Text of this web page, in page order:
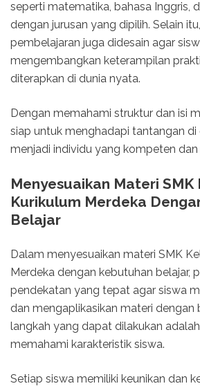
seperti matematika, bahasa Inggris,
dengan jurusan yang dipilih. Selain
pembelajaran juga didesain agar
mengembangkan keterampilan
diterapkan di dunia nyata.
Dengan memahami struktur dan isi
siap untuk menghadapi tantangan di
menjadi individu yang kompeten
Menyesuaikan Materi SMK
Kurikulum Merdeka
Belajar
Dalam menyesuaikan materi SMK
Merdeka dengan kebutuhan belajar,
pendekatan yang tepat agar siswa
dan mengaplikasikan materi dengan
langkah yang dapat dilakukan
memahami karakteristik siswa.
Setiap siswa memiliki keunikan dan